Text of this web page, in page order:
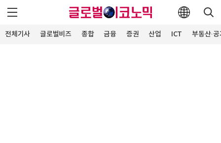
전체기사 글로벌비즈 종합 금융 증권 산업 ICT 부동산·